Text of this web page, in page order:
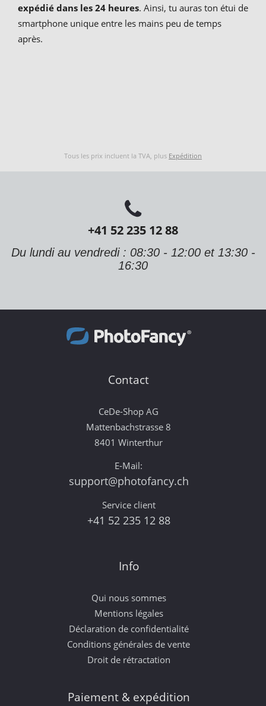
expédié dans les 24 heures. Ainsi, tu auras ton étui de
smartphone unique entre les mains peu de temps
après.
Tous les prix incluent la TVA, plus Expédition
+41 52 235 12 88
Du lundi au vendredi : 08:30 - 12:00 et 13:30 -
16:30
Contact
CeDe-Shop AG
Mattenbachstrasse 8
8401 Winterthur
E-Mail:
support@photofancy.ch
Service client
+41 52 235 12 88
Info
Qui nous sommes
Mentions légales
Déclaration de confidentialité
Conditions générales de vente
Droit de rétractation
Paiement & expédition